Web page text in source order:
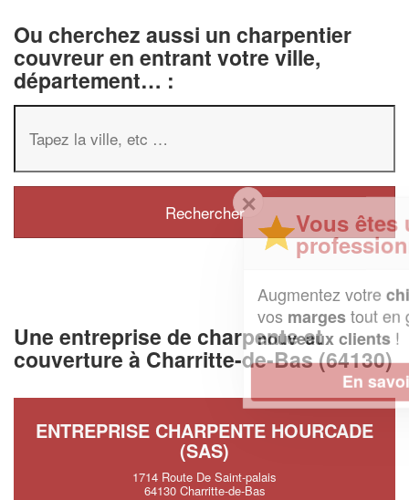
Ou cherchez aussi un charpentier
couvreur en entrant votre ville,
département… :
Une entreprise de charpente et
couverture à Charritte-de-Bas (64130)
ENTREPRISE CHARPENTE HOURCADE
(SAS)
1714 Route De Saint-palais
64130 Charritte-de-Bas
Vous êtes un
professionnel ?
chiffre d'affaireset
tout en gagnant de
nouveaux clients!